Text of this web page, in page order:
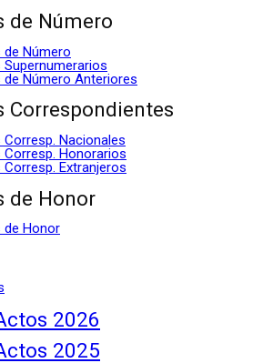
de Número
Número
Número Anteriores
Correspondientes
Nacionales
Honorarios
Extranjeros
de Honor
Honor
2026
2025